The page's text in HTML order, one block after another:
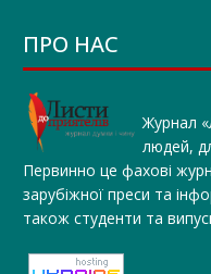
ПРО НАС
Журнал
людей,
Первинно це фахові
зарубіжної преси та
також студенти та